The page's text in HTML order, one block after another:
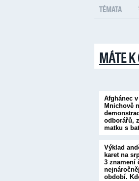
TÉMATA
MÁTE
Afghánec v
Mnichově
odborářů,
matku s
Výklad
karet na
3 znamení
období.